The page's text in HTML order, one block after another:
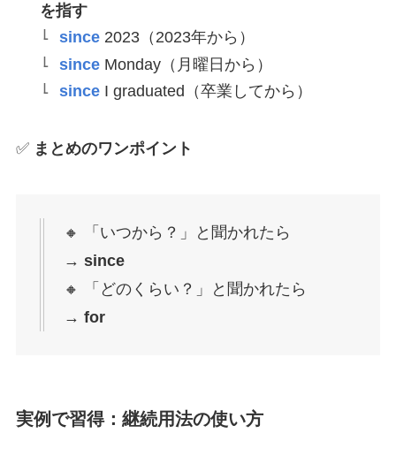
を指す
since 2023（2023年から）
since Monday（月曜日から）
since I graduated（卒業してから）
✅ まとめのワンポイント
🔸 「いつから？」と聞かれたら
→ since
🔸 「どのくらい？」と聞かれたら
→ for
実例で習得：継続用法の使い方